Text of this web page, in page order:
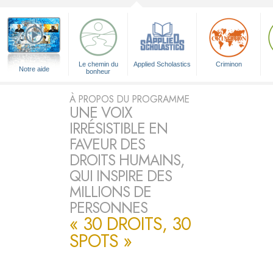
Notre aide
Le chemin du
bonheur
Applied Scholastics Criminon
À PROPOS DU PROGRAMME
UNE VOIX
IRRÉSISTIBLE EN
FAVEUR DES
DROITS HUMAINS,
QUI INSPIRE DES
MILLIONS DE
PERSONNES
« 30 DROITS, 30
SPOTS »